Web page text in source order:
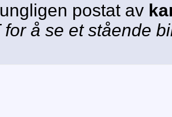
postat av
for å se et stående